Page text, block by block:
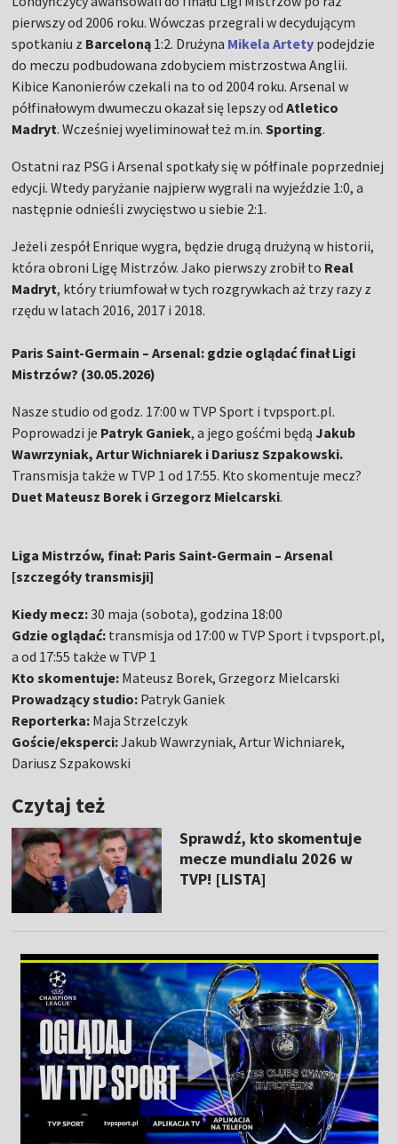
pierwszy od 2006 roku. Wówczas przegrali w decydującym
spotkaniu z Barceloną 1:2. Drużyna Mikela Artety podejdzie
do meczu podbudowana zdobyciem mistrzostwa Anglii.
Kibice Kanonierów czekali na to od 2004 roku. Arsenal w
półfinałowym dwumeczu okazał się lepszy odAtletico
Madryt. Wcześniej wyeliminował też m.in.Sporting.
Ostatni raz PSG i Arsenal spotkały się w półfinale poprzedniej
edycji. Wtedy paryżanie najpierw wygrali na wyjeździe 1:0, a
następnie odnieśli zwycięstwo u siebie 2:1.
Jeżeli zespół Enrique wygra, będzie drugą drużyną w historii,
która obroni Ligę Mistrzów. Jako pierwszy zrobił to Real
Madryt, który triumfował w tych rozgrywkach aż trzy razy z
rzędu w latach 2016, 2017 i 2018.
Paris Saint-Germain – Arsenal: gdzie oglądać finał Ligi
Mistrzów? (30.05.2026)
Nasze studio od godz. 17:00 w TVP Sport i tvpsport.pl.
Poprowadzi je Patryk Ganiek, a jego gośćmi będą Jakub
Wawrzyniak, Artur Wichniarek i Dariusz Szpakowski.
Transmisja także w TVP 1 od 17:55. Kto skomentuje mecz?
Duet Mateusz Borek i Grzegorz Mielcarski.
Liga Mistrzów, finał: Paris Saint-Germain – Arsenal
[szczegóły transmisji]
Kiedy mecz:30 maja (sobota), godzina 18:00
Gdzie oglądać: transmisja od 17:00 w TVP Sport i tvpsport.pl,
a od 17:55 także w TVP 1
Kto skomentuje: Mateusz Borek, Grzegorz Mielcarski
Prowadzący studio: Patryk Ganiek
Reporterka: Maja Strzelczyk
Goście/eksperci:Jakub Wawrzyniak, Artur Wichniarek,
Dariusz Szpakowski
Czytaj też
Sprawdź, kto skomentuje
mecze mundialu 2026 w
TVP! [LISTA]